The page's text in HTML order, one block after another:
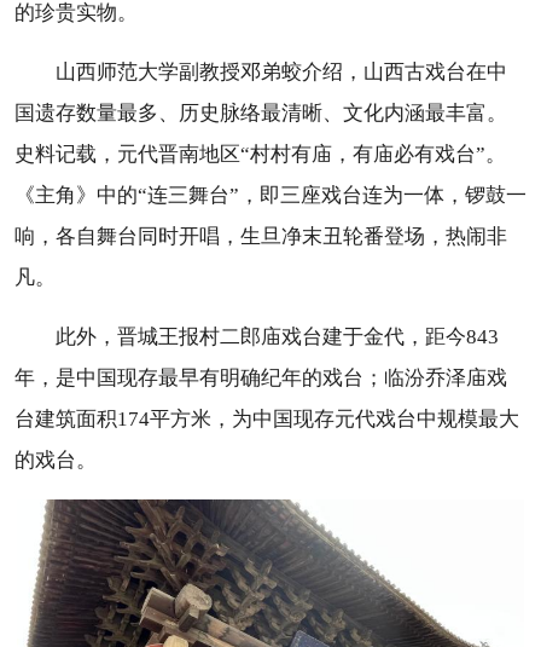
的珍贵实物。
山西师范大学副教授邓弟蛟介绍，山西古戏台在中
国遗存数量最多、历史脉络最清晰、文化内涵最丰富。
史料记载，元代晋南地区“村村有庙，有庙必有戏台”。
《主角》中的“连三舞台”，即三座戏台连为一体，锣鼓一
响，各自舞台同时开唱，生旦净末丑轮番登场，热闹非
凡。
此外，晋城王报村二郎庙戏台建于金代，距今843
年，是中国现存最早有明确纪年的戏台；临汾乔泽庙戏
台建筑面积174平方米，为中国现存元代戏台中规模最大
的戏台。